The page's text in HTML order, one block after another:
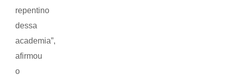
repentino
dessa
academia”,
afirmou
o